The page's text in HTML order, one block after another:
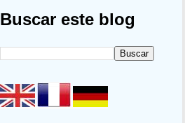
Buscar este blog